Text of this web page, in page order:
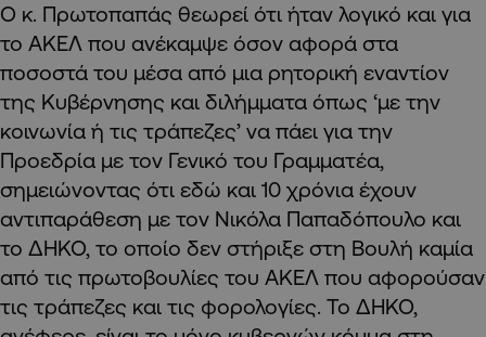
Ο κ. Πρωτοπαπάς θεωρεί ότι ήταν λογικό και για
το ΑΚΕΛ που ανέκαμψε όσον αφορά στα
ποσοστά του μέσα από μια ρητορική εναντίον
της Κυβέρνησης και διλήμματα όπως ‘με την
κοινωνία ή τις τράπεζες’ να πάει για την
Προεδρία με τον Γενικό του Γραμματέα,
σημειώνοντας ότι εδώ και 10 χρόνια έχουν
αντιπαράθεση με τον Νικόλα Παπαδόπουλο και
το ΔΗΚΟ, το οποίο δεν στήριξε στη Βουλή καμία
από τις πρωτοβουλίες του ΑΚΕΛ που αφορούσαν
τις τράπεζες και τις φορολογίες. Το ΔΗΚΟ,